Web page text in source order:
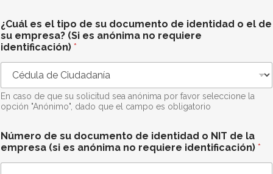
¿Cuál es el tipo de su documento de identidad o el de
su empresa? (Si es anónima no requiere
identificación) *
En caso de que su solicitud sea anónima por favor seleccione la
opción "Anónimo", dado que el campo es obligatorio
Número de su documento de identidad o NIT de la
empresa (si es anónima no requiere identificación) *